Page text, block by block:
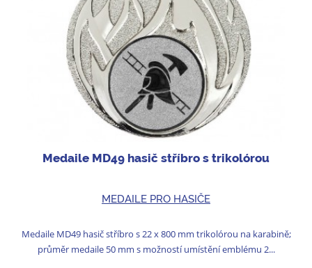
Medaile MD49 hasič stříbro s trikolórou
MEDAILE PRO HASIČE
Medaile MD49 hasič stříbro s 22 x 800 mm trikolórou na karabině;
průměr medaile 50 mm s možností umístění emblému 2...